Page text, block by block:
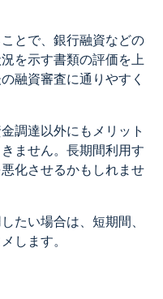
とで、銀行融資などの
を示す書類の評価を上
融資審査に通りやすく
調達以外にもメリット
ません。長期間利用す
化させるかもしれませ
たい場合は、短期間、
します。